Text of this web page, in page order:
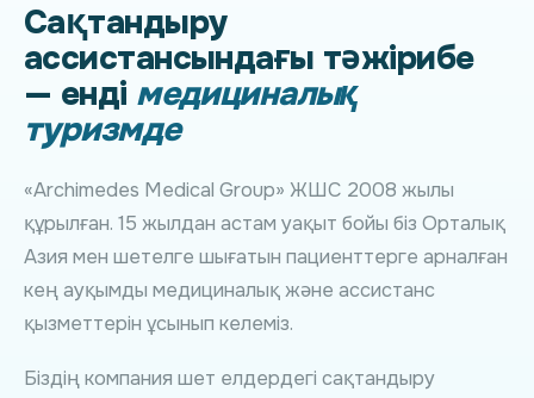
Сақтандыру
ассистансындағы тәжірибе
— енді медициналық
туризмде
«Archimedes Medical Group» ЖШС 2008 жылы
құрылған. 15 жылдан астам уақыт бойы біз Орталық
Азия мен шетелге шығатын пациенттерге арналған
кең ауқымды медициналық және ассистанс
қызметтерін ұсынып келеміз.
Біздің компания шет елдердегі сақтандыру